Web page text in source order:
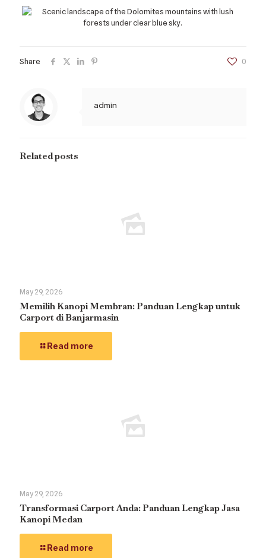
Share 0
admin
Related posts
May 29, 2026
Memilih Kanopi Membran: Panduan Lengkap untuk
Carport di Banjarmasin
Read more
May 29, 2026
Transformasi Carport Anda: Panduan Lengkap Jasa
Kanopi Medan
Read more